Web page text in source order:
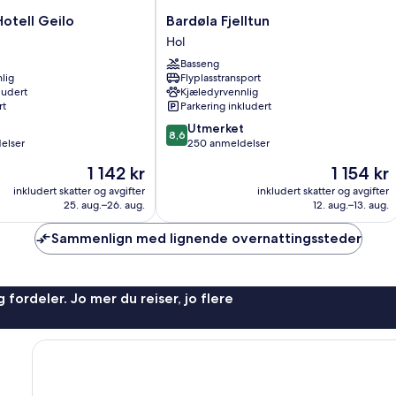
Geilo
Prisen
er
1 142 kr
1 142 kr
inkludert skatter og avgifter
25. aug.–26. aug.
Bardøla
Fjelltun
Hol
Bardøla Fjelltun
Hol
Basseng
Flyplasstransport
Kjæledyrvennlig
Parkering inkludert
8.6
av
8,6 Utmerket
250 anmeldelser
Prisen
er
1 154 kr
1 154 kr
inkludert skatter og avgifter
12. aug.–13. aug.
Sammenlign med lignende overnattingssteder
fordeler. Jo mer du reiser, jo flere